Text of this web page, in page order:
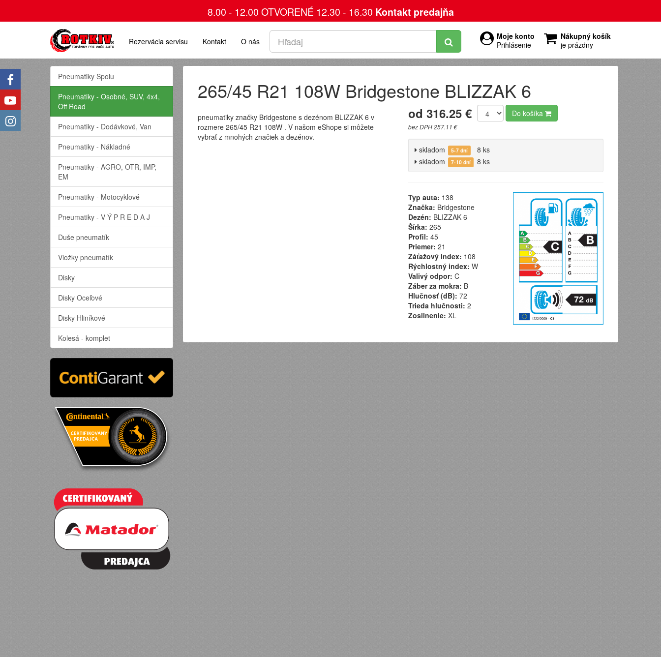
8.00 - 12.00 OTVORENÉ 12.30 - 16.30 Kontakt predajňa
Moje konto
Prihlásenie
Nákupný košík
je prázdny
Rezervácia servisu Kontakt O nás
265/45 R21 108W Bridgestone BLIZZAK 6
pneumatiky značky Bridgestone s dezénom BLIZZAK 6 v
rozmere 265/45 R21 108W . V našom eShope si môžete
vybrať z mnohých značiek a dezénov.
od 316.25 €
bez DPH 257.11 €
Do košíka
skladom 5-7 dní
8 ks
skladom
7-10 dní 8 ks
Typ auta: 138
Značka: Bridgestone
Dezén: BLIZZAK 6
Šírka: 265
Profil: 45
Priemer: 21
Záťažový index: 108
Rýchlostný index: W
Valivý odpor: C
Záber za mokra: B
Hlučnosť (dB): 72
Trieda hlučnosti: 2
Zosilnenie: XL
Pneumatiky Spolu
Pneumatiky - Osobné, SUV, 4x4,
Off Road
Pneumatiky - Dodávkové, Van
Pneumatiky - Nákladné
Pneumatiky - AGRO, OTR, IMP,
EM
Pneumatiky - Motocyklové
Pneumatiky - V Ý P R E D A J
Duše pneumatík
Vložky pneumatík
Disky
Disky Oceľové
Disky Hliníkové
Kolesá - komplet